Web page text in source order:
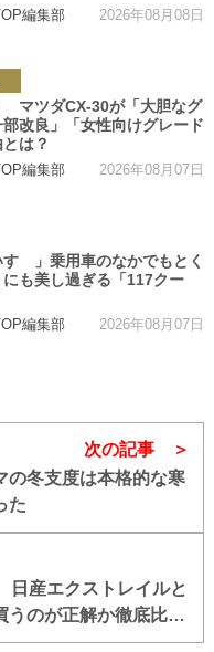
編集部 2026年08月08日
マツダCX-30が「大胆なグ
改良」「女性向けグレード
は？
編集部 2026年08月07日
ゞ」乗用車のなかでもとく
も美し過ぎる「117クー
編集部 2026年08月07日
産エクストレイルと
うのが正解か徹底比較
次の記事
冬支度は本格的な寒
た